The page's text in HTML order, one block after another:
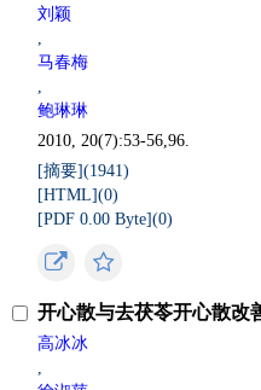
刘颖
,
马春梅
,
鲍琳琳
2010, 20(7):53-56,96.
[摘要](1941)
[HTML](0)
[PDF 0.00 Byte](0)
开心散与去茯苓开心散改
高冰冰
,